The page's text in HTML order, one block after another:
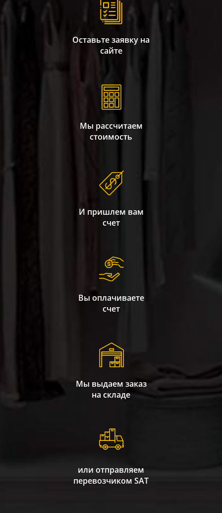
Оставьте заявку на
сайте
Мы рассчитаем
стоимость
И пришлем вам
счет
Вы оплачиваете
счет
Мы выдаем заказ
на складе
или отправляем
перевозчиком SAT